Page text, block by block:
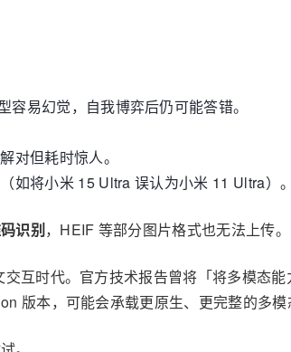
易幻觉，自我博弈后仍可能答错。
对但耗时惊人。
如将小米 15 Ultra 误认为小米 11 Ultra）。
识别，HEIF 等部分图片格式也无法上传。
互时代。官方技术报告曾将「将多模态
版本，可能会承载更原生、更完整的多模